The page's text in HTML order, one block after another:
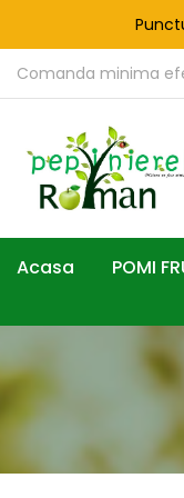
Comanda minima
Acasa POMI